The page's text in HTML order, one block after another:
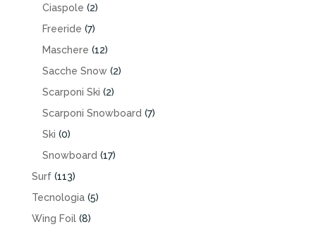
Ciaspole (2)
Freeride (7)
Maschere (12)
Sacche Snow (2)
Scarponi Ski (2)
Scarponi Snowboard (7)
Ski (0)
Snowboard (17)
Surf (113)
Tecnologia (5)
Wing Foil (8)